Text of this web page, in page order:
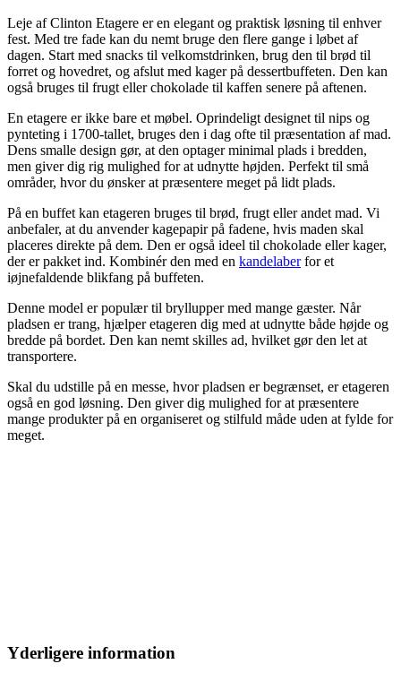
Leje af Clinton Etagere er en elegant og praktisk løsning til enhver
fest. Med tre fade kan du nemt bruge den flere gange i løbet af
dagen. Start med snacks til velkomstdrinken, brug den til brød til
forret og hovedret, og afslut med kager på dessertbuffeten. Den kan
også bruges til frugt eller chokolade til kaffen senere på aftenen.
En etagere er ikke bare et møbel. Oprindeligt designet til nips og
pynteting i 1700-tallet, bruges den i dag ofte til præsentation af mad.
Dens smalle design gør, at den optager minimal plads i bredden,
men giver dig rig mulighed for at udnytte højden. Perfekt til små
områder, hvor du ønsker at præsentere meget på lidt plads.
På en buffet kan etageren bruges til brød, frugt eller andet mad. Vi
anbefaler, at du anvender kagepapir på fadene, hvis maden skal
placeres direkte på dem. Den er også ideel til chokolade eller kager,
der er pakket ind. Kombinér den med en kandelaberfor et
iøjnefaldende blikfang på buffeten.
Denne model er populær til bryllupper med mange gæster. Når
pladsen er trang, hjælper etageren dig med at udnytte både højde og
bredde på bordet. Den kan nemt skilles ad, hvilket gør den let at
transportere.
Skal du udstille på en messe, hvor pladsen er begrænset, er etageren
også en god løsning. Den giver dig mulighed for at præsentere
mange produkter på en organiseret og stilfuld måde uden at fylde for
meget.
Yderligere information